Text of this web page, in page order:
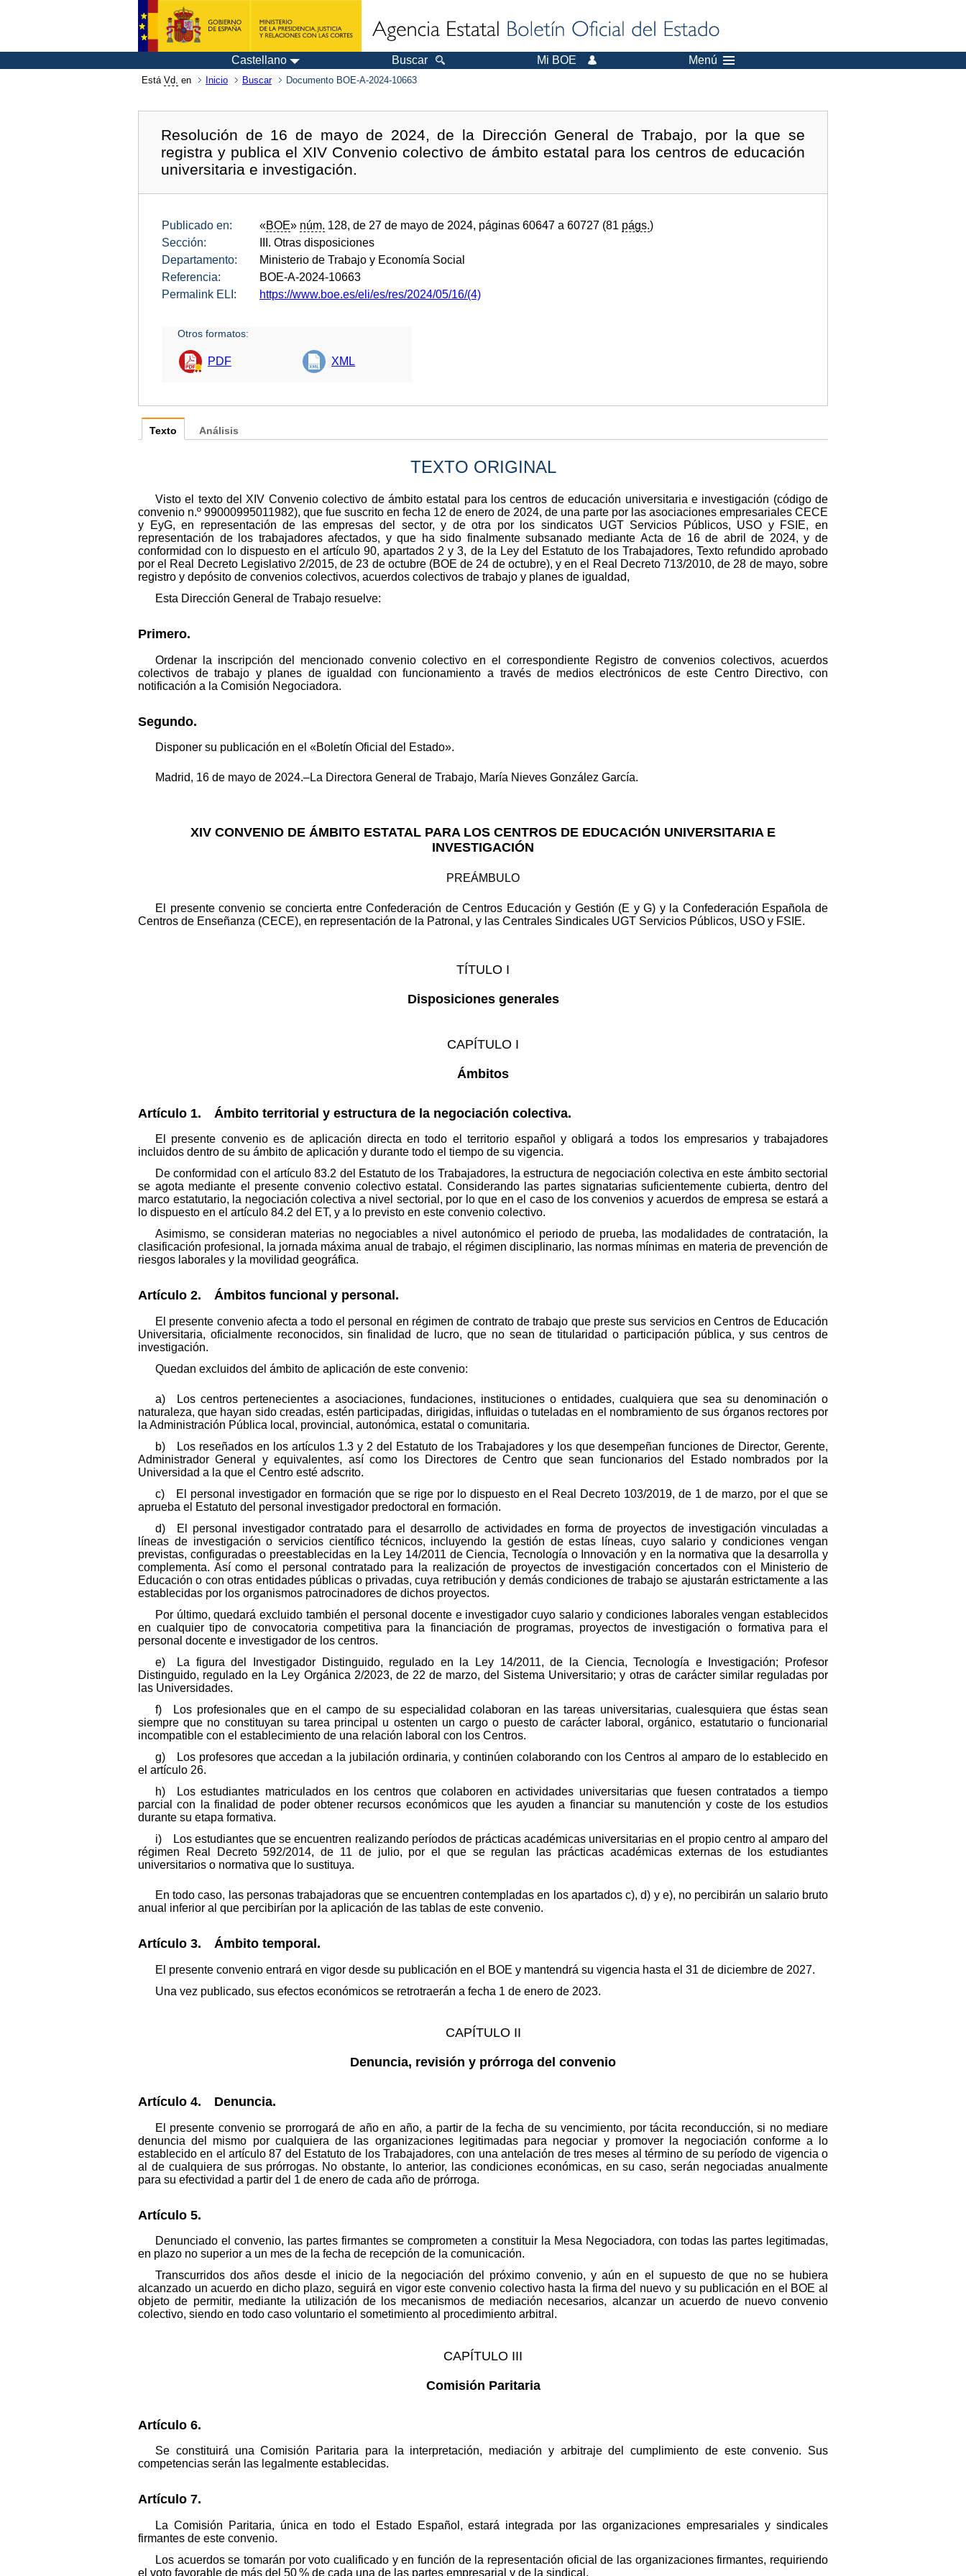
Castellano Buscar Mi BOE Menú
Está Vd. en Inicio Buscar Documento BOE-A-2024-10663
Resolución de 16 de mayo de 2024, de la Dirección General de Trabajo, por la que se
registra y publica el XIV Convenio colectivo de ámbito estatal para los centros de educación
universitaria e investigación.
Publicado en: «BOE» núm. 128, de 27 de mayo de 2024, páginas 60647 a 60727 (81 págs.)
Sección:
III. Otras disposiciones
Departamento:
Ministerio de Trabajo y Economía Social
Referencia:
BOE-A-2024-10663
Permalink ELI:
https://www.boe.es/eli/es/res/2024/05/16/(4)
Otros formatos:
PDF XML
Texto
TEXTO ORIGINAL
Visto el texto del XIV Convenio colectivo de ámbito estatal para los centros de educación universitaria e investigación (código de
convenio n.º 99000995011982), que fue suscrito en fecha 12 de enero de 2024, de una parte por las asociaciones empresariales CECE
y EyG, en representación de las empresas del sector, y de otra por los sindicatos UGT Servicios Públicos, USO y FSIE, en
representación de los trabajadores afectados, y que ha sido finalmente subsanado mediante Acta de 16 de abril de 2024, y de
conformidad con lo dispuesto en el artículo 90, apartados 2 y 3, de la Ley del Estatuto de los Trabajadores, Texto refundido aprobado
por el Real Decreto Legislativo 2/2015, de 23 de octubre (BOE de 24 de octubre), y en el Real Decreto 713/2010, de 28 de mayo, sobre
registro y depósito de convenios colectivos, acuerdos colectivos de trabajo y planes de igualdad,
Esta Dirección General de Trabajo resuelve:
Primero.
Ordenar la inscripción del mencionado convenio colectivo en el correspondiente Registro de convenios colectivos, acuerdos
colectivos de trabajo y planes de igualdad con funcionamiento a través de medios electrónicos de este Centro Directivo, con
notificación a la Comisión Negociadora.
Segundo.
Disponer su publicación en el «Boletín Oficial del Estado».
Madrid, 16 de mayo de 2024.–La Directora General de Trabajo, María Nieves González García.
XIV CONVENIO DE ÁMBITO ESTATAL PARA LOS CENTROS DE EDUCACIÓN UNIVERSITARIA E
INVESTIGACIÓN
PREÁMBULO
El presente convenio se concierta entre Confederación de Centros Educación y Gestión (E y G) y la Confederación Española de
Centros de Enseñanza (CECE), en representación de la Patronal, y las Centrales Sindicales UGT Servicios Públicos, USO y FSIE.
TÍTULO I
Disposiciones generales
CAPÍTULO I
Ámbitos
Artículo 1. Ámbito territorial y estructura de la negociación colectiva.
El presente convenio es de aplicación directa en todo el territorio español y obligará a todos los empresarios y trabajadores
incluidos dentro de su ámbito de aplicación y durante todo el tiempo de su vigencia.
De conformidad con el artículo 83.2 del Estatuto de los Trabajadores, la estructura de negociación colectiva en este ámbito sectorial
se agota mediante el presente convenio colectivo estatal. Considerando las partes signatarias suficientemente cubierta, dentro del
marco estatutario, la negociación colectiva a nivel sectorial, por lo que en el caso de los convenios y acuerdos de empresa se estará a
lo dispuesto en el artículo 84.2 del ET, y a lo previsto en este convenio colectivo.
Asimismo, se consideran materias no negociables a nivel autonómico el periodo de prueba, las modalidades de contratación, la
clasificación profesional, la jornada máxima anual de trabajo, el régimen disciplinario, las normas mínimas en materia de prevención de
riesgos laborales y la movilidad geográfica.
Artículo 2. Ámbitos funcional y personal.
El presente convenio afecta a todo el personal en régimen de contrato de trabajo que preste sus servicios en Centros de Educación
Universitaria, oficialmente reconocidos, sin finalidad de lucro, que no sean de titularidad o participación pública, y sus centros de
investigación.
Quedan excluidos del ámbito de aplicación de este convenio:
a) Los centros pertenecientes a asociaciones, fundaciones, instituciones o entidades, cualquiera que sea su denominación o
naturaleza, que hayan sido creadas, estén participadas, dirigidas, influidas o tuteladas en el nombramiento de sus órganos rectores por
la Administración Pública local, provincial, autonómica, estatal o comunitaria.
b) Los reseñados en los artículos 1.3 y 2 del Estatuto de los Trabajadores y los que desempeñan funciones de Director, Gerente,
Administrador General y equivalentes, así como los Directores de Centro que sean funcionarios del Estado nombrados por la
Universidad a la que el Centro esté adscrito.
c) El personal investigador en formación que se rige por lo dispuesto en el Real Decreto 103/2019, de 1 de marzo, por el que se
aprueba el Estatuto del personal investigador predoctoral en formación.
d) El personal investigador contratado para el desarrollo de actividades en forma de proyectos de investigación vinculadas a
líneas de investigación o servicios científico técnicos, incluyendo la gestión de estas líneas, cuyo salario y condiciones vengan
previstas, configuradas o preestablecidas en la Ley 14/2011 de Ciencia, Tecnología o Innovación y en la normativa que la desarrolla y
complementa. Así como el personal contratado para la realización de proyectos de investigación concertados con el Ministerio de
Educación o con otras entidades públicas o privadas, cuya retribución y demás condiciones de trabajo se ajustarán estrictamente a las
establecidas por los organismos patrocinadores de dichos proyectos.
Por último, quedará excluido también el personal docente e investigador cuyo salario y condiciones laborales vengan establecidos
en cualquier tipo de convocatoria competitiva para la financiación de programas, proyectos de investigación o formativa para el
personal docente e investigador de los centros.
e) La figura del Investigador Distinguido, regulado en la Ley 14/2011, de la Ciencia, Tecnología e Investigación; Profesor
Distinguido, regulado en la Ley Orgánica 2/2023, de 22 de marzo, del Sistema Universitario; y otras de carácter similar reguladas por
las Universidades.
f) Los profesionales que en el campo de su especialidad colaboran en las tareas universitarias, cualesquiera que éstas sean
siempre que no constituyan su tarea principal u ostenten un cargo o puesto de carácter laboral, orgánico, estatutario o funcionarial
incompatible con el establecimiento de una relación laboral con los Centros.
g) Los profesores que accedan a la jubilación ordinaria, y continúen colaborando con los Centros al amparo de lo establecido en
el artículo 26.
h) Los estudiantes matriculados en los centros que colaboren en actividades universitarias que fuesen contratados a tiempo
parcial con la finalidad de poder obtener recursos económicos que les ayuden a financiar su manutención y coste de los estudios
durante su etapa formativa.
i) Los estudiantes que se encuentren realizando períodos de prácticas académicas universitarias en el propio centro al amparo del
régimen Real Decreto 592/2014, de 11 de julio, por el que se regulan las prácticas académicas externas de los estudiantes
universitarios o normativa que lo sustituya.
En todo caso, las personas trabajadoras que se encuentren contempladas en los apartados c), d) y e), no percibirán un salario bruto
anual inferior al que percibirían por la aplicación de las tablas de este convenio.
Artículo 3. Ámbito temporal.
El presente convenio entrará en vigor desde su publicación en el BOE y mantendrá su vigencia hasta el 31 de diciembre de 2027.
Una vez publicado, sus efectos económicos se retrotraerán a fecha 1 de enero de 2023.
CAPÍTULO II
Denuncia, revisión y prórroga del convenio
Artículo 4. Denuncia.
El presente convenio se prorrogará de año en año, a partir de la fecha de su vencimiento, por tácita reconducción, si no mediare
denuncia del mismo por cualquiera de las organizaciones legitimadas para negociar y promover la negociación conforme a lo
establecido en el artículo 87 del Estatuto de los Trabajadores, con una antelación de tres meses al término de su período de vigencia o
al de cualquiera de sus prórrogas. No obstante, lo anterior, las condiciones económicas, en su caso, serán negociadas anualmente
para su efectividad a partir del 1 de enero de cada año de prórroga.
Artículo 5.
Denunciado el convenio, las partes firmantes se comprometen a constituir la Mesa Negociadora, con todas las partes legitimadas,
en plazo no superior a un mes de la fecha de recepción de la comunicación.
Transcurridos dos años desde el inicio de la negociación del próximo convenio, y aún en el supuesto de que no se hubiera
alcanzado un acuerdo en dicho plazo, seguirá en vigor este convenio colectivo hasta la firma del nuevo y su publicación en el BOE al
objeto de permitir, mediante la utilización de los mecanismos de mediación necesarios, alcanzar un acuerdo de nuevo convenio
colectivo, siendo en todo caso voluntario el sometimiento al procedimiento arbitral.
CAPÍTULO III
Comisión Paritaria
Artículo 6.
Se constituirá una Comisión Paritaria para la interpretación, mediación y arbitraje del cumplimiento de este convenio. Sus
competencias serán las legalmente establecidas.
Artículo 7.
La Comisión Paritaria, única en todo el Estado Español, estará integrada por las organizaciones empresariales y sindicales
firmantes de este convenio.
Los acuerdos se tomarán por voto cualificado y en función de la representación oficial de las organizaciones firmantes, requiriendo
el voto favorable de más del 50 % de cada una de las partes empresarial y de la sindical.
Análisis